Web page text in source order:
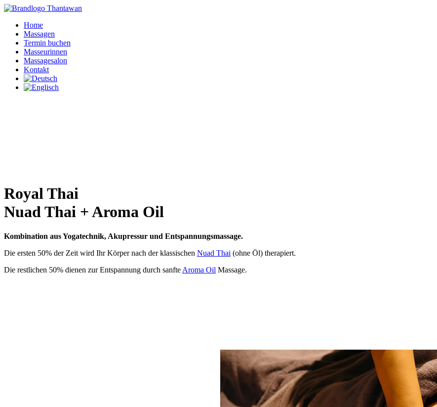
Home
Massagen
Termin buchen
Masseurinnen
Massagesalon
Kontakt
Royal Thai
Nuad Thai + Aroma Oil
Kombination aus Yogatechnik, Akupressur und Entspannungsmassage.
Die ersten 50% der Zeit wird Ihr Körper nach der klassischen Nuad Thai (ohne Öl) therapiert.
Die restlichen 50% dienen zur Entspannung durch sanfte Aroma Oil Massage.